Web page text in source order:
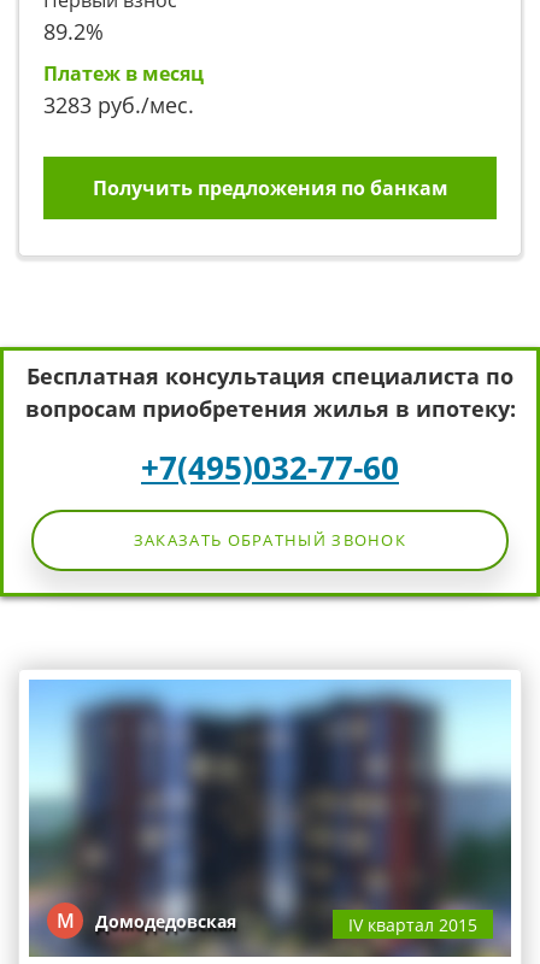
89.2%
Платеж в месяц
3283 руб./мес.
Получить предложения по банкам
Бесплатная консультация специалиста по
вопросам приобретения жилья в ипотеку:
+7(495)032-77-60
ЗАКАЗАТЬ ОБРАТНЫЙ ЗВОНОК
М Домодедовская IV квартал 2015